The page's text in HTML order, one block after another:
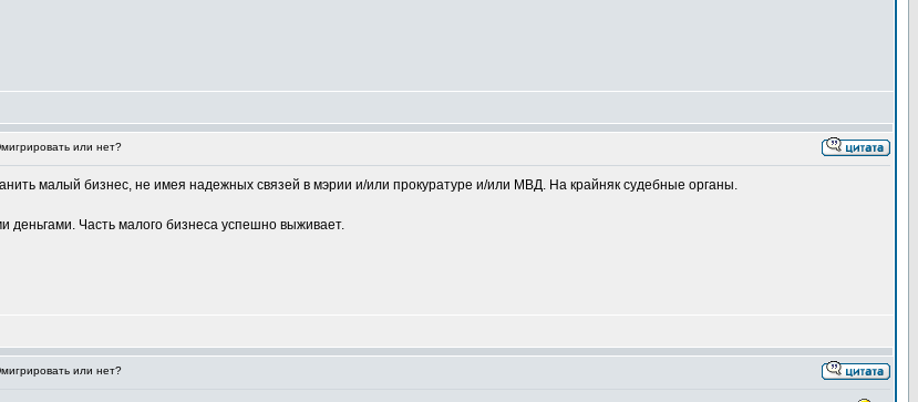
или нет?
малый бизнес, не имея надежных связей в мэрии и/или прокуратуре и/или МВД. На крайняк судебные органы.
деньгами. Часть малого бизнеса успешно выживает.
или нет?